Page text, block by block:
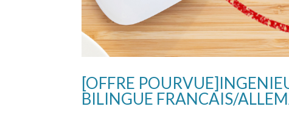
[OFFRE
BILINGUE FRANCAIS/